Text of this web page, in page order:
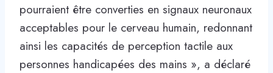
pourraient être converties en signaux neuronaux
acceptables pour le cerveau humain, redonnant
ainsi les capacités de perception tactile aux
personnes handicapées des mains », a déclaré